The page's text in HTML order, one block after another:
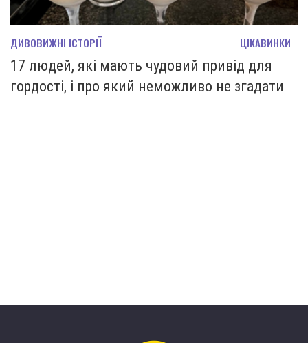
ДИВОВИЖНІ ІСТОРІЇ ЦІКАВИНКИ
17 людей, які мають чудовий привід для
гордості, і про який неможливо не згадати